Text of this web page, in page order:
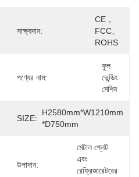
সাক্ষ্যদান:
CE，
FCC、
ROHS
পণ্যের নাম:
ফুল
ভেন্ডিং
মেশিন
SIZE:
H2580mm*W1210mm
*D750mm
উপাদান:
মেটাল প্লেট
এবং
রেফ্রিজারেটরের